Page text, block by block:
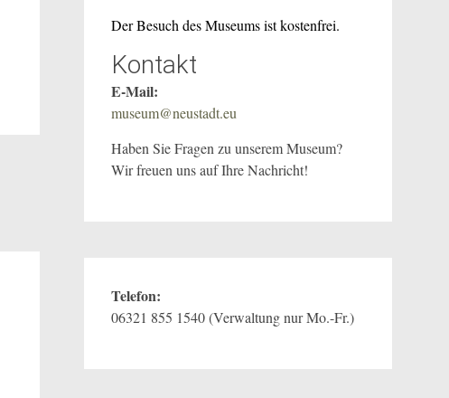
Der Besuch des Museums ist kostenfrei.
Kontakt
E-Mail:
museum@neustadt.eu
Haben Sie Fragen zu unserem Museum?
Wir freuen uns auf Ihre Nachricht!
Telefon:
06321 855 1540 (Verwaltung nur Mo.-Fr.)